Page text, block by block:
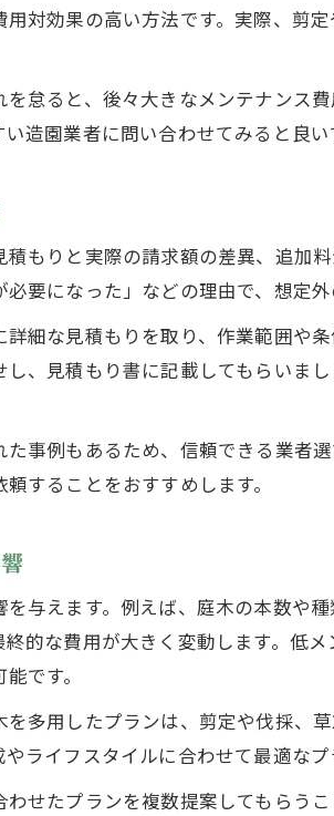
信頼できる造園業者を見分
口コミや評判を活かし
見積もり内容で分かる
費用相場に差が出る作業内
造園作業ごとの費用
重機使用の有無が造園
広さや庭木本数で変動
造園費用の差を生む要
対効果の高い方法です。実際、剪
怠ると、後々大きなメンテナンス
造園業者に問い合わせてみると良い
もりと実際の請求額の差異、追加
要になった」などの理由で、想定
細な見積もりを取り、作業範囲や
、見積もり書に記載してもらいま
事例もあるため、信頼できる業者
することをおすすめします。
与えます。例えば、庭木の本数や
的な費用が大きく変動します。低
です。
多用したプランは、剪定や伐採、
ライフスタイルに合わせて最適な
せたプランを複数提案してもらう